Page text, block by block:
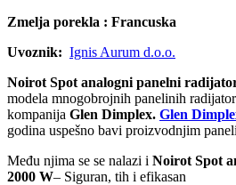
Zmelja porekla : Francuska
Uvoznik: Ignis Aurum d.o.o.
Noirot Spot analogni panelni
modela mnogobrojnih panelinih
kompanija Glen Dimplex. Glen
godina uspešno bavi proizvodnjim
Među njima se se nalazi i Noirot Spot
2000 W– Siguran, tih i efikasan